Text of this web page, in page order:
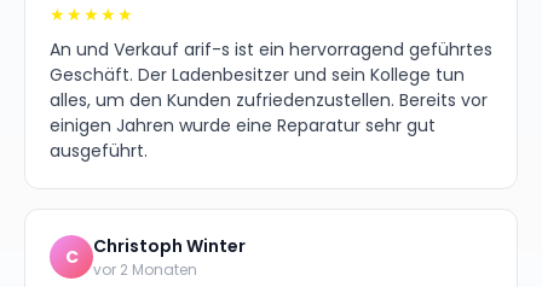
★★★★★
An und Verkauf arif-s ist ein hervorragend geführtes
Geschäft. Der Ladenbesitzer und sein Kollege tun
alles, um den Kunden zufriedenzustellen. Bereits vor
einigen Jahren wurde eine Reparatur sehr gut
ausgeführt.
C Christoph Winter
vor 2 Monaten